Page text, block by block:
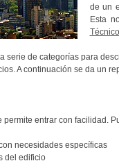
de un
Esta
serie de categorías para
A continuación se da un
entrar con facilidad.
necesidades específicas
del edificio